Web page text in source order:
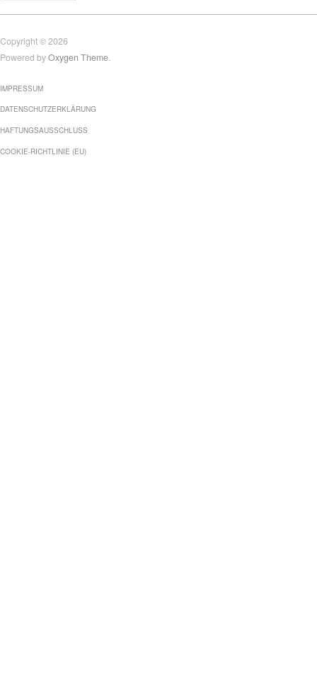
Copyright © 2026
Powered byOxygen Theme
IMPRESSUM
DATENSCHUTZERKLÄRUNG
HAFTUNGSAUSSCHLUSS
COOKIE-RICHTLINIE (EU)